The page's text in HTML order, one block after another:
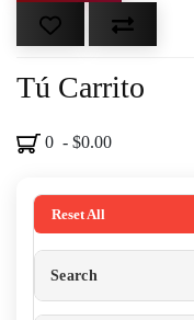
Tú Carrito
0 - $0.00
Reset All
Search